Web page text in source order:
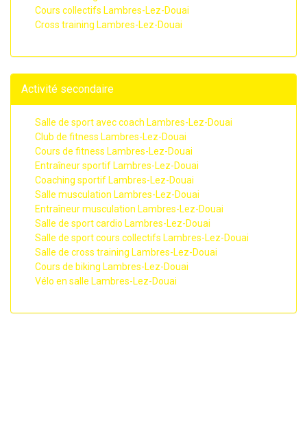
Cours collectifs Lambres-Lez-Douai
Cross training Lambres-Lez-Douai
Activité secondaire
Salle de sport avec coach Lambres-Lez-Douai
Club de fitness Lambres-Lez-Douai
Cours de fitness Lambres-Lez-Douai
Entraîneur sportif Lambres-Lez-Douai
Coaching sportif Lambres-Lez-Douai
Salle musculation Lambres-Lez-Douai
Entraîneur musculation Lambres-Lez-Douai
Salle de sport cardio Lambres-Lez-Douai
Salle de sport cours collectifs Lambres-Lez-Douai
Salle de cross training Lambres-Lez-Douai
Cours de biking Lambres-Lez-Douai
Vélo en salle Lambres-Lez-Douai